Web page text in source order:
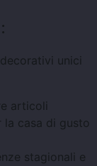
unici
articoli
casa di gusto
stagionali e